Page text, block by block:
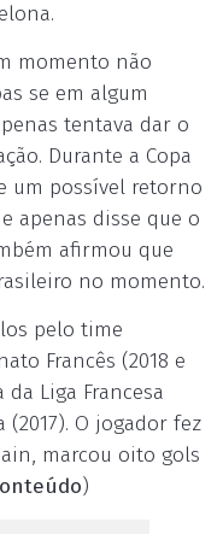
momento não
se em algum
tentava dar o
Durante a Copa
um possível retorno
apenas disse que o
afirmou que
no momento.
pelo time
Francês (2018 e
da Liga Francesa
(2017). O jogador fez
marcou oito gols
)